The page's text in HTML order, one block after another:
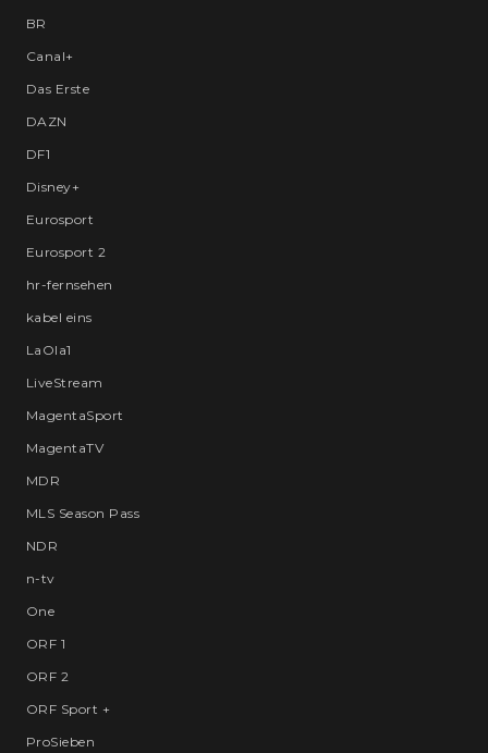
BR
Canal+
Das Erste
DAZN
DF1
Disney+
Eurosport
Eurosport 2
hr-fernsehen
kabel eins
LaOla1
LiveStream
MagentaSport
MagentaTV
MDR
MLS Season Pass
NDR
n-tv
One
ORF 1
ORF 2
ORF Sport +
ProSieben